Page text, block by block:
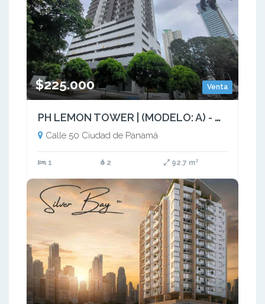
Venta
$225.000
PH LEMON TOWER | (MODELO: A) - RM.P
Calle 50 Ciudad de Panamá
1 2 92.7 m²